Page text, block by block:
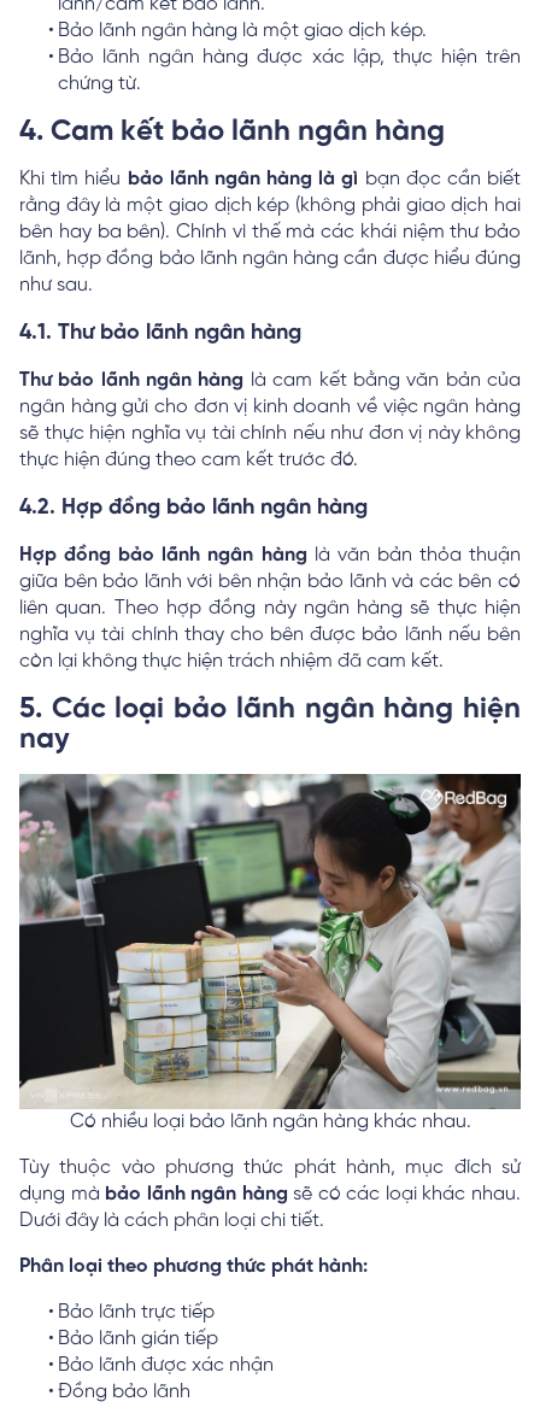
lãnh/cam kết bảo lãnh.
Bảo lãnh ngân hàng là một giao dịch kép.
Bảo lãnh ngân hàng được xác lập, thực hiện trên
chứng từ.
4. Cam kết bảo lãnh ngân hàng
Khi tìm hiểu bảo lãnh ngân hàng là gì bạn đọc cần biết
rằng đây là một giao dịch kép (không phải giao dịch hai
bên hay ba bên). Chính vì thế mà các khái niệm thư bảo
lãnh, hợp đồng bảo lãnh ngân hàng cần được hiểu đúng
như sau.
4.1. Thư bảo lãnh ngân hàng
Thư bảo lãnh ngân hàng là cam kết bằng văn bản của
ngân hàng gửi cho đơn vị kinh doanh về việc ngân hàng
sẽ thực hiện nghĩa vụ tài chính nếu như đơn vị này không
thực hiện đúng theo cam kết trước đó.
4.2. Hợp đồng bảo lãnh ngân hàng
Hợp đồng bảo lãnh ngân hàng là văn bản thỏa thuận
giữa bên bảo lãnh với bên nhận bảo lãnh và các bên có
liên quan. Theo hợp đồng này ngân hàng sẽ thực hiện
nghĩa vụ tài chính thay cho bên được bảo lãnh nếu bên
còn lại không thực hiện trách nhiệm đã cam kết.
5. Các loại bảo lãnh ngân hàng hiện
nay
Có nhiều loại bảo lãnh ngân hàng khác nhau.
Tùy thuộc vào phương thức phát hành, mục đích sử
dụng mà bảo lãnh ngân hàng sẽ có các loại khác nhau.
Dưới đây là cách phân loại chi tiết.
Phân loại theo phương thức phát hành:
Bảo lãnh trực tiếp
Bảo lãnh gián tiếp
Bảo lãnh được xác nhận
Đồng bảo lãnh